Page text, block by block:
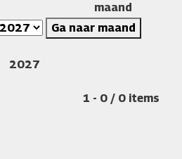
maand
Ga naar maand
2027
1 - 0 / 0 items